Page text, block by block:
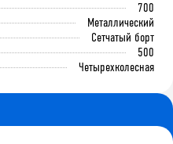
700
Металлический
Сетчатый борт
500
Четырехколесная